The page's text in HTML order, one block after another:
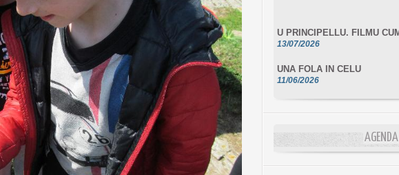
10/06/2026
10/06/2026 AGENDA